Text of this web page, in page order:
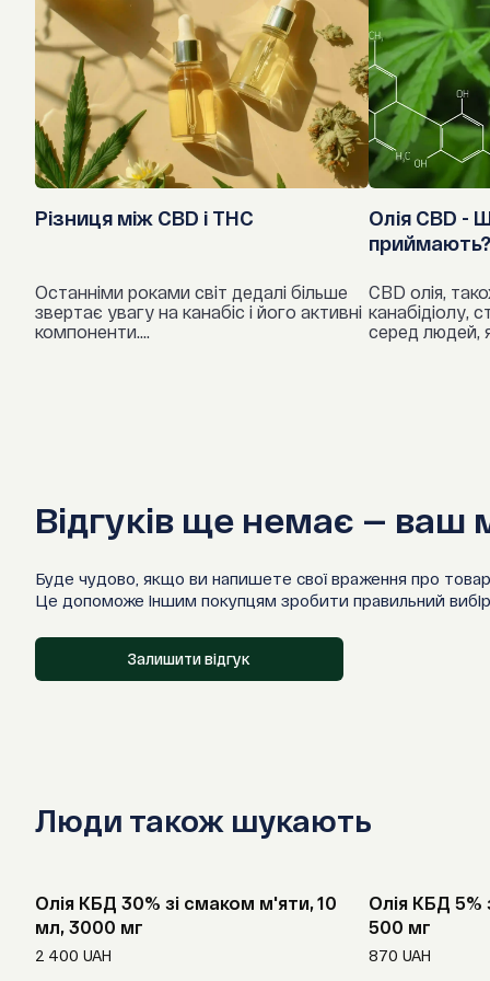
Різниця між CBD і THC
Останніми роками світ дедалі більше
звертає увагу на канабіс і його активні
компоненти....
Олія CBD -
приймають?
CBD олія,
канабідіолу,
серед людей,
Відгуків ще немає —
Буде чудово, якщо ви напишете свої враження про
Це допоможе іншим покупцям зробити правильний
Залишити відгук
Люди також шукають
Олія КБД 30% зі смаком м'яти, 10
мл, 3000 мг
2 400 UAH
Олія КБД 5%
500 мг
870 UAH